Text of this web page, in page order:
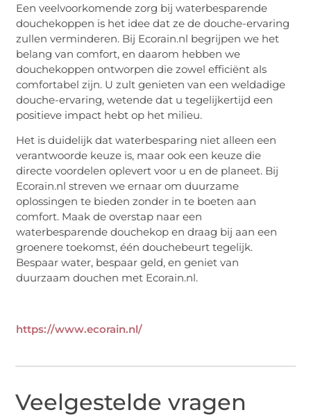
Een veelvoorkomende zorg bij waterbesparende
douchekoppen is het idee dat ze de douche-ervaring
zullen verminderen. Bij Ecorain.nl begrijpen we het
belang van comfort, en daarom hebben we
douchekoppen ontworpen die zowel efficiënt als
comfortabel zijn. U zult genieten van een weldadige
douche-ervaring, wetende dat u tegelijkertijd een
positieve impact hebt op het milieu.
Het is duidelijk dat waterbesparing niet alleen een
verantwoorde keuze is, maar ook een keuze die
directe voordelen oplevert voor u en de planeet. Bij
Ecorain.nl streven we ernaar om duurzame
oplossingen te bieden zonder in te boeten aan
comfort. Maak de overstap naar een
waterbesparende douchekop en draag bij aan een
groenere toekomst, één douchebeurt tegelijk.
Bespaar water, bespaar geld, en geniet van
duurzaam douchen met Ecorain.nl.
https://www.ecorain.nl/
Veelgestelde vragen